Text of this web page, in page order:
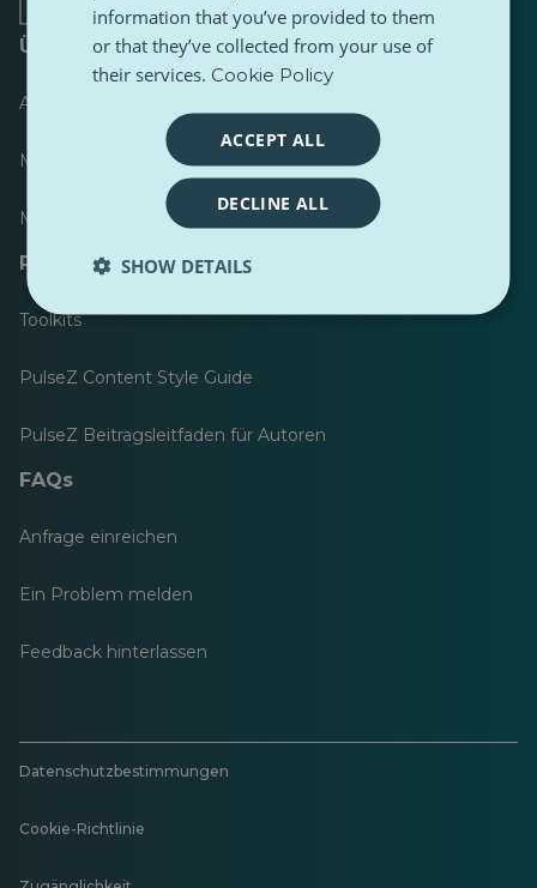
Über
Anzeiger
Meist veröffentlicht
Meist befolgt
Ressourcen für Journalisten
Toolkits
PulseZ Content Style Guide
PulseZ Beitragsleitfaden für Autoren
FAQs
Anfrage einreichen
Ein Problem melden
Feedback hinterlassen
Datenschutzbestimmungen
Cookie-Richtlinie
information that you’ve provided to them
or that they’ve collected from your use of
their services. Cookie Policy
ACCEPT ALL
DECLINE ALL
SHOW DETAILS